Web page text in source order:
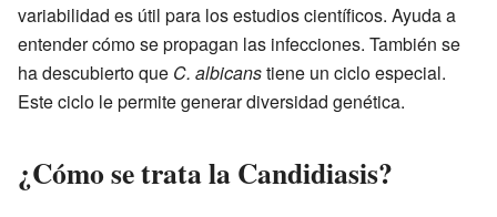
variabilidad es útil para los estudios científicos. Ayuda a
entender cómo se propagan las infecciones. También se
ha descubierto que C. albicanstiene un ciclo especial.
Este ciclo le permite generar diversidad genética.
¿Cómo se trata la Candidiasis?